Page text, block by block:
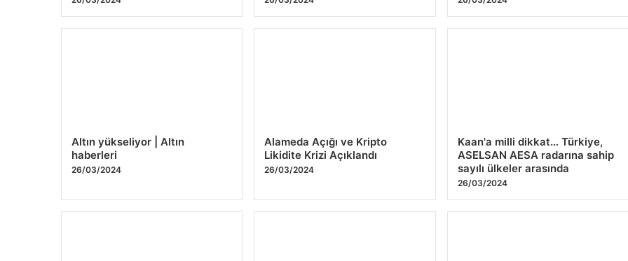
Altın yükseliyor | Altın
haberleri
26/03/2024
Alameda Açığı ve Kripto
Likidite Krizi Açıklandı
26/03/2024
Kaan'a milli dikkat… Türkiye,
ASELSAN AESA radarına sahip
sayılı ülkeler arasında
26/03/2024